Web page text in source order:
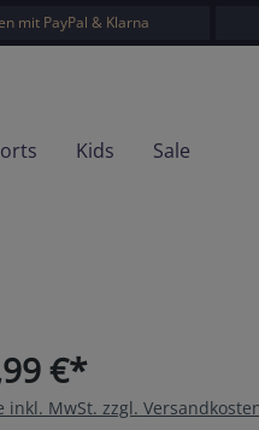
mit PayPal & Klarna
Kids Sale
€*
inkl. MwSt. zzgl.